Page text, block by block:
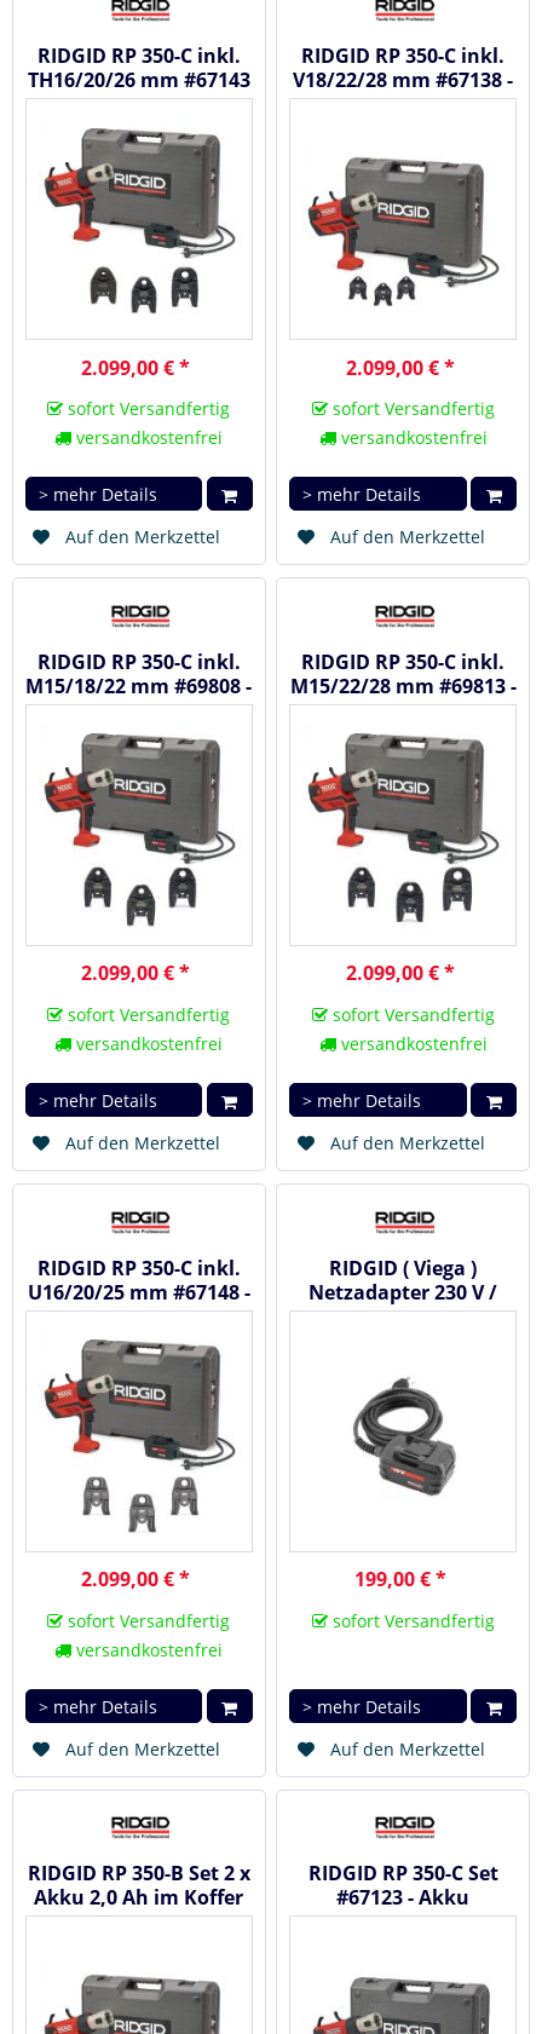
RIDGID RP 350-C inkl.
TH16/20/26 mm #67143
- Akku Radialpresse /...
2.099,00 € *
sofort Versandfertig
versandkostenfrei
> mehr Details
Auf den Merkzettel
RIDGID RP 350-C inkl.
V18/22/28 mm #67138 -
Akku Radialpresse /...
2.099,00 € *
sofort Versandfertig
versandkostenfrei
> mehr Details
Auf den Merkzettel
RIDGID RP 350-C inkl.
M15/18/22 mm #69808 -
Akku Radialpresse /...
2.099,00 € *
sofort Versandfertig
versandkostenfrei
> mehr Details
Auf den Merkzettel
RIDGID RP 350-C inkl.
M15/22/28 mm #69813 -
Akku Radialpresse /...
2.099,00 € *
sofort Versandfertig
versandkostenfrei
> mehr Details
Auf den Merkzettel
RIDGID RP 350-C inkl.
U16/20/25 mm #67148 -
Akku Radialpresse /...
2.099,00 € *
sofort Versandfertig
versandkostenfrei
> mehr Details
Auf den Merkzettel
RIDGID ( Viega )
Netzadapter 230 V /
Kabel 5 m #43338
199,00 € *
sofort Versandfertig
> mehr Details
Auf den Merkzettel
RIDGID RP 350-B Set 2 x
Akku 2,0 Ah im Koffer
ohne Pressbacken -...
RIDGID RP 350-C Set
#67123 - Akku
Radialpresse /